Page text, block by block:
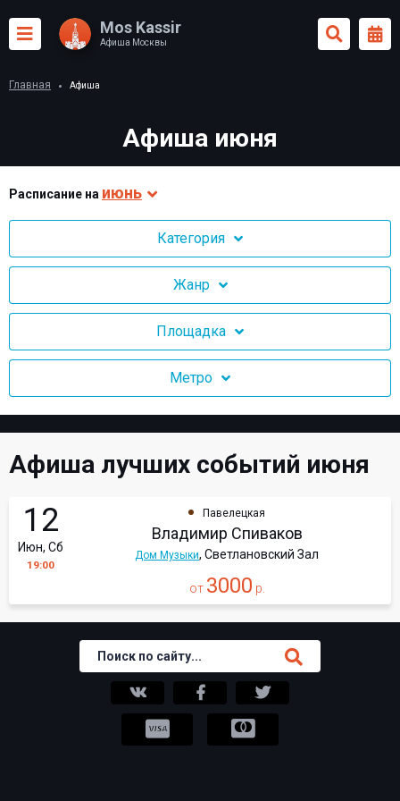
Mos Kassir
Афиша Москвы
Главная Афиша
Афиша июня
Раcписание на июнь
Категория
Жанр
Площадка
Метро
Афиша лучших событий июня
12
Июн, Сб
19:00
Павелецкая
Владимир Спиваков
Дом Музыки, Светлановский Зал
от 3000 р.